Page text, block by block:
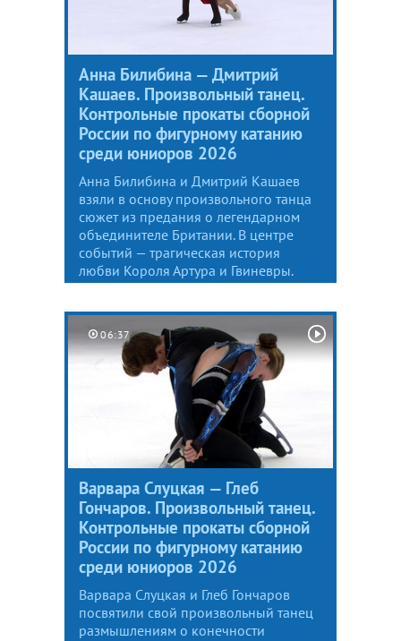
Анна Билибина — Дмитрий
Кашаев. Произвольный танец.
Контрольные прокаты сборной
России по фигурному катанию
среди юниоров 2026
Анна Билибина и Дмитрий Кашаев
взяли в основу произвольного танца
сюжет из предания о легендарном
объединителе Британии. В центре
событий — трагическая история
любви Короля Артура и Гвиневры.
06:37
Варвара Слуцкая — Глеб
Гончаров. Произвольный танец.
Контрольные прокаты сборной
России по фигурному катанию
среди юниоров 2026
Варвара Слуцкая и Глеб Гончаров
посвятили свой произвольный танец
размышлениям о конечности